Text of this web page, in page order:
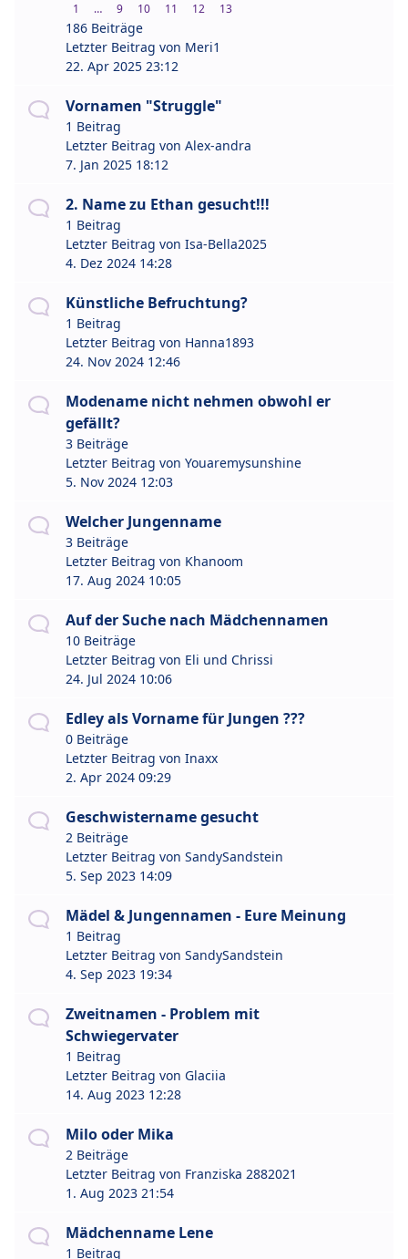
1 … 9 10 11 12 13
186 Beiträge
Letzter Beitrag von Meri1
22. Apr 2025 23:12
Vornamen "Struggle"
1 Beitrag
Letzter Beitrag von Alex-andra
7. Jan 2025 18:12
2. Name zu Ethan gesucht!!!
1 Beitrag
Letzter Beitrag von Isa-Bella2025
4. Dez 2024 14:28
Künstliche Befruchtung?
1 Beitrag
Letzter Beitrag von Hanna1893
24. Nov 2024 12:46
Modename nicht nehmen obwohl er
gefällt?
3 Beiträge
Letzter Beitrag von Youaremysunshine
5. Nov 2024 12:03
Welcher Jungenname
3 Beiträge
Letzter Beitrag von Khanoom
17. Aug 2024 10:05
Auf der Suche nach Mädchennamen
10 Beiträge
Letzter Beitrag von Eli und Chrissi
24. Jul 2024 10:06
Edley als Vorname für Jungen ???
0 Beiträge
Letzter Beitrag von Inaxx
2. Apr 2024 09:29
Geschwistername gesucht
2 Beiträge
Letzter Beitrag von SandySandstein
5. Sep 2023 14:09
Mädel & Jungennamen - Eure Meinung
1 Beitrag
Letzter Beitrag von SandySandstein
4. Sep 2023 19:34
Zweitnamen - Problem mit
Schwiegervater
1 Beitrag
Letzter Beitrag von Glaciia
14. Aug 2023 12:28
Milo oder Mika
2 Beiträge
Letzter Beitrag von Franziska 2882021
1. Aug 2023 21:54
Mädchenname Lene
1 Beitrag